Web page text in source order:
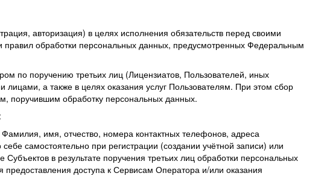
авторизация) в целях исполнения обязательств перед своими
обработки персональных данных, предусмотренных Федеральным
по поручению третьих лиц (Лицензиатов, Пользователей, иных
а также в целях оказания услуг Пользователям. При этом сбор
поручившим обработку персональных данных.
имя, отчество, номера контактных телефонов, адреса
самостоятельно при регистрации (создании учётной записи) или
в результате поручения третьих лиц обработки персональных
доступа к Сервисам Оператора и/или оказания